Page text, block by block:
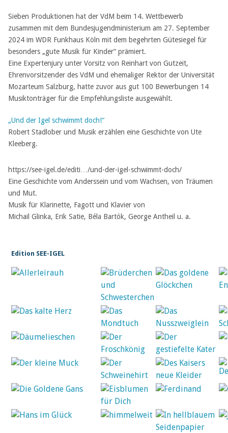
Sieben Produktionen hat der VdM beim 14. Wettbewerb
zusammen mit dem Bundesjugendministerium am 27. September
2024 im WDR Funkhaus Köln mit dem begehrten Gütesiegel für
besonders „gute Musik für Kinder“ prämiert.
Eine Expertenjury unter Vorsitz von Reinhart von Gutzeit,
Ehrenvorsitzender des VdM und ehemaliger Rektor der Universität
Mozarteum Salzburg, hatte zuvor aus gut 100 Bewerbungen 14
Musiktonträger für die Empfehlungsliste ausgewählt.
„Und der Igel schwimmt doch!“
Robert Stadlober und Musik erzählen eine Geschichte von Ute
Kleeberg.
https://see-igel.de/editi…/und-der-igel-schwimmt-doch/
Eine Geschichte vom Anderssein und vom Wachsen, von Träumen
und Mut.
Musik für Klarinette, Fagott und Klavier von
Michail Glinka, Erik Satie, Béla Bartók, George Antheil u. a.
Edition SEE-IGEL